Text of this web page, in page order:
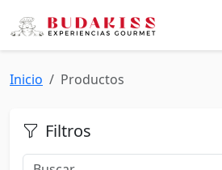
Inicio Productos
Filtros